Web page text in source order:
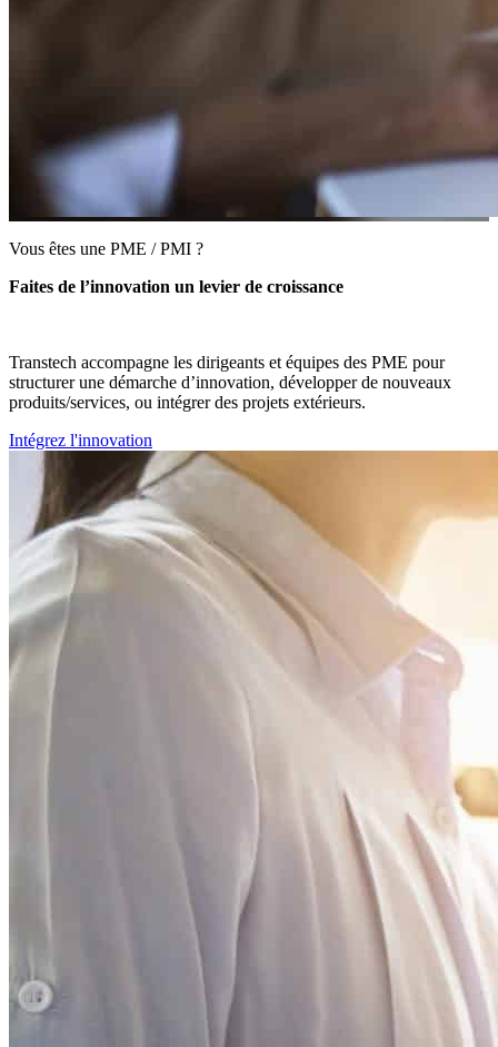
Vous êtes une PME / PMI ?
Faites de l’innovation un levier de croissance
Transtech accompagne les dirigeants et équipes des PME pour
structurer une démarche d’innovation, développer de nouveaux
produits/services, ou intégrer des projets extérieurs.
Intégrez l'innovation